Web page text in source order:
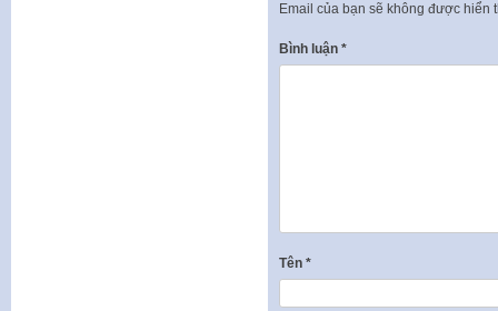
Email của bạn sẽ không được hiển
Bình luận *
Tên *